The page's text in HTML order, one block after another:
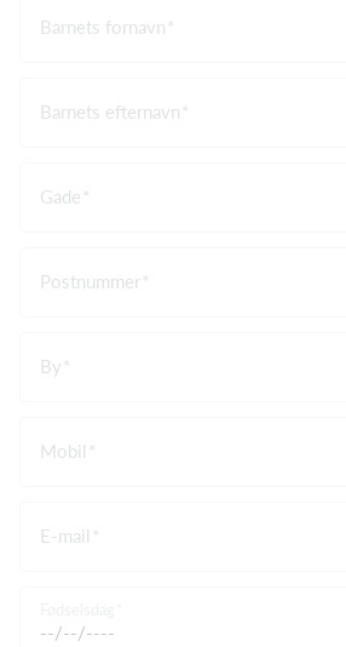
Barnets fornavn
Barnets efternavn
Gade
Postnummer
By
Mobil
E-mail